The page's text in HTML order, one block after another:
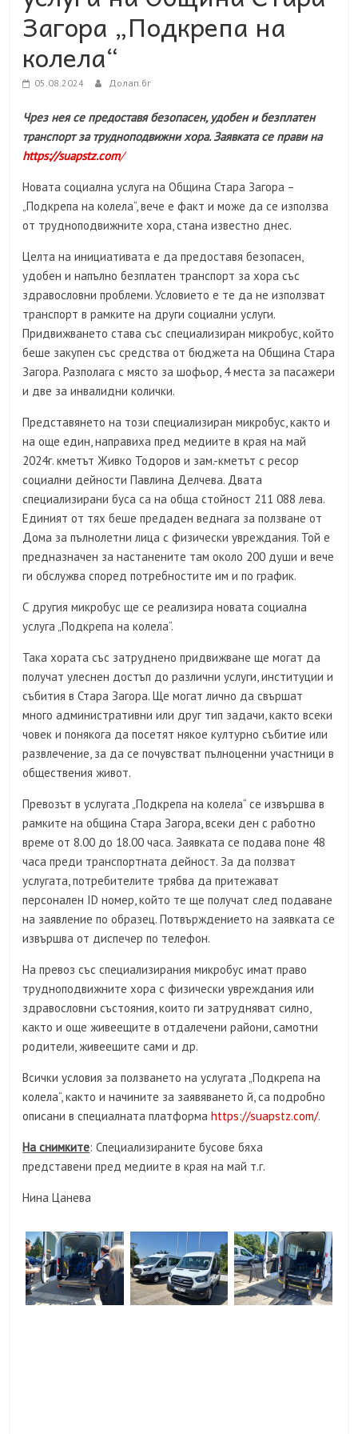
Загора „Подкрепа на
колела“
05.08.2024 Долап.бг
Чрез нея се предоставя безопасен, удобен и безплатен
транспорт за трудноподвижни хора. Заявката се прави на
https://suapstz.com/
Новата социална услуга на Община Стара Загора –
„Подкрепа на колела“, вече е факт и може да се използва
от трудноподвижните хора, стана известно днес.
Целта на инициативата е да предоставя безопасен,
удобен и напълно безплатен транспорт за хора със
здравословни проблеми. Условието е те да не използват
транспорт в рамките на други социални услуги.
Придвижването става със специализиран микробус, който
беше закупен със средства от бюджета на Община Стара
Загора. Разполага с място за шофьор, 4 места за пасажери
и две за инвалидни колички.
Представянето на този специализиран микробус, както и
на още един, направиха пред медиите в края на май
2024г. кметът Живко Тодоров и зам.-кметът с ресор
социални дейности Павлина Делчева. Двата
специализирани буса са на обща стойност 211 088 лева.
Единият от тях беше предаден веднага за ползване от
Дома за пълнолетни лица с физически увреждания. Той е
предназначен за настанените там около 200 души и вече
ги обслужва според потребностите им и по график.
С другия микробус ще се реализира новата социална
услуга „Подкрепа на колела“.
Така хората със затруднено придвижване ще могат да
получат улеснен достъп до различни услуги, институции и
събития в Стара Загора. Ще могат лично да свършат
много административни или друг тип задачи, както всеки
човек и понякога да посетят някое културно събитие или
развлечение, за да се почувстват пълноценни участници в
обществения живот.
Превозът в услугата „Подкрепа на колела“ се извършва в
рамките на община Стара Загора, всеки ден с работно
време от 8.00 до 18.00 часа. Заявката се подава поне 48
часа преди транспортната дейност. За да ползват
услугата, потребителите трябва да притежават
персонален ID номер, който те ще получат след подаване
на заявление по образец. Потвърждението на заявката се
извършва от диспечер по телефон.
На превоз със специализирания микробус имат право
трудноподвижните хора с физически увреждания или
здравословни състояния, които ги затрудняват силно,
както и още живеещите в отдалечени райони, самотни
родители, живеещите сами и др.
Всички условия за ползването на услугата „Подкрепа на
колела“, както и начините за заявяването й, са подробно
описани в специалната платформаhttps://suapstz.com/.
На снимките: Специализираните бусове бяха
представени пред медиите в края на май т.г.
Нина Цанева